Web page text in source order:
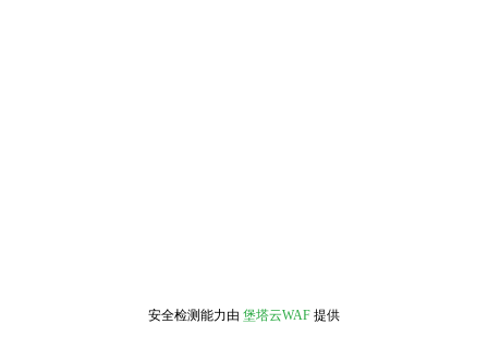
安全检测能力由 堡塔云WAF 提供